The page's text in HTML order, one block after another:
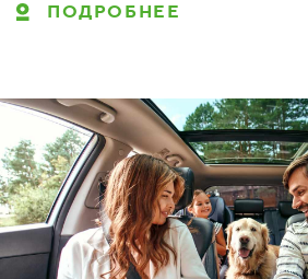
ПОДРОБНЕЕ